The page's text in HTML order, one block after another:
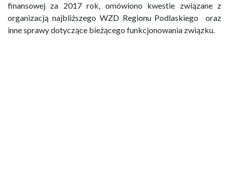
finansowej za 2017 rok, omówiono kwestie związane z
organizacją najbliższego WZD Regionu Podlaskiego oraz
inne sprawy dotyczące bieżącego funkcjonowania związku.